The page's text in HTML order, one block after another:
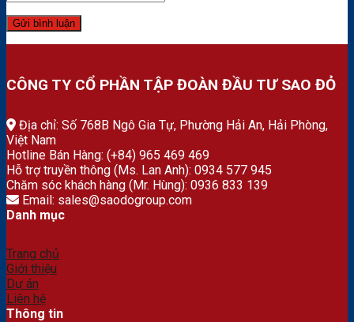
CÔNG TY CỔ PHẦN TẬP ĐOÀN ĐẦU TƯ SAO ĐỎ
Địa chỉ: Số 768B Ngô Gia Tự, Phường Hải An, Hải Phòng,
Việt Nam
Hotline Bán Hàng: (+84) 965 469 469
Hỗ trợ truyền thông (Ms. Lan Anh): 0934 577 945
Chăm sóc khách hàng (Mr. Hùng): 0936 833 139
Email: sales@saodogroup.com
Danh mục
Trang chủ
Giới thiệu
Dự án
Liên hệ
Thông tin